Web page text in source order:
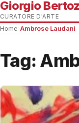
Giorgio
CURATORE D'ARTE
Home Ambrose Laudani
Tag: